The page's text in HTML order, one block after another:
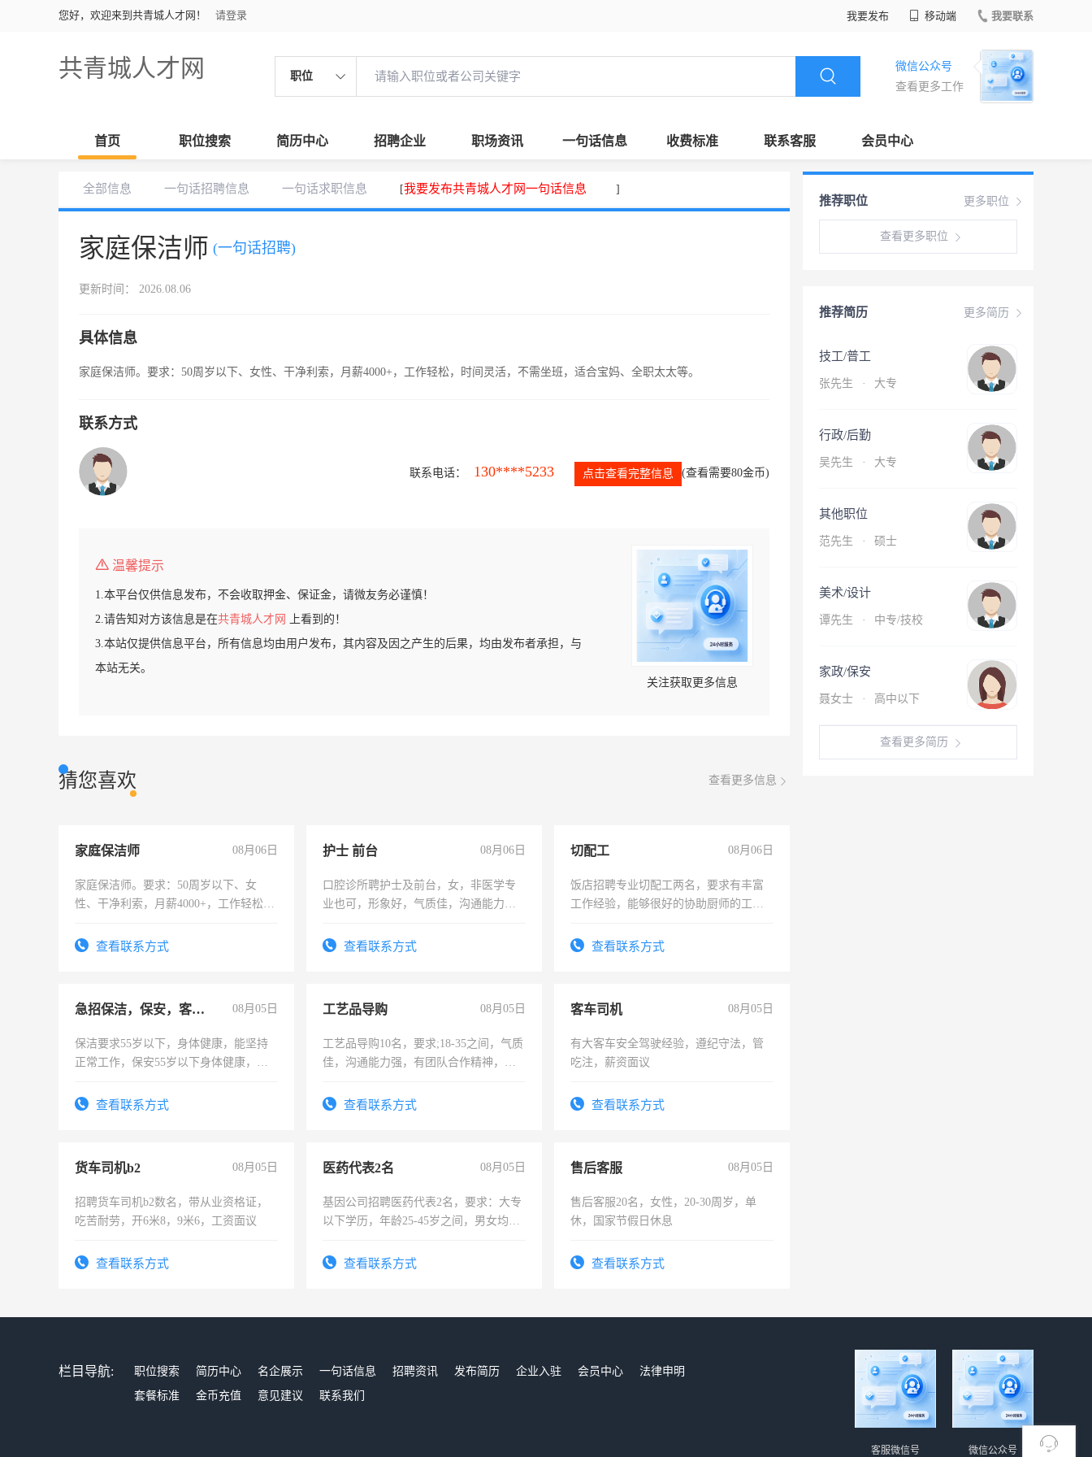
您好，欢迎来到共青城人才网！ 请登录 我要发布 移动端 我要联系
共青城人才网 职位
微信公众号
查看更多工作
首页 职位搜索 简历中心 招聘企业 职场资讯 一句话信息 收费标准 联系客服 会员中心
全部信息 一句话招聘信息 一句话求职信息 [我要发布共青城人才网一句话信息 ]
家庭保洁师 (一句话招聘)
更新时间： 2026.08.06
具体信息
家庭保洁师。要求：50周岁以下、女性、干净利索，月薪4000+，工作轻松，时间灵活，不需坐班，适合宝妈、全职太太等。
联系方式
联系电话： 130****5233 点击查看完整信息 (查看需要80金币)
温馨提示
1.本平台仅供信息发布，不会收取押金、保证金，请微友务必谨慎！
2.请告知对方该信息是在共青城人才网
上看到的！
3.本站仅提供信息平台，所有信息均由用户发布，其内容及因之产生的后果，均由发布者承担，与
本站无关。
关注获取更多信息
猜您喜欢 查看更多信息
家庭保洁师 08月06日
家庭保洁师。要求：50周岁以下、女
性、干净利索，月薪4000+，工作轻松，
太太等。查看联系方式
护士 前台 08月06日
口腔诊所聘护士及前台，女，非医学专
业也可，形象好，气质佳，沟通能力
查看联系方式
切配工 08月06日
饭店招聘专业切配工两名，要求有丰富
工作经验，能够很好的协助厨师的工
4500。查看联系方式
急招保洁，保安，客服，工程 08月05日
保洁要求55岁以下，身体健康，能坚持
正常工作，保安55岁以下身体健康，有
录，客服要求45岁以下高中以上文化，
查看联系方式
工艺品导购 08月05日
工艺品导购10名，要求;18-35之间，气质
佳，沟通能力强，有团队合作精神，有
查看联系方式
客车司机 08月05日
有大客车安全驾驶经验，遵纪守法，管
吃注，薪资面议
查看联系方式
货车司机b2 08月05日
招聘货车司机b2数名，带从业资格证，
吃苦耐劳，开6米8，9米6，工资面议
查看联系方式
医药代表2名 08月05日
基因公司招聘医药代表2名，要求：大专
以下学历，年龄25-45岁之间，男女均
表或者有医学资质的优先，底薪+绩效，
查看联系方式
售后客服 08月05日
售后客服20名，女性，20-30周岁，单
休，国家节假日休息
查看联系方式
更多职位
推荐职位
查看更多职位
更多简历
推荐简历
技工/普工
张先生 · 大专
行政/后勤
吴先生 · 大专
其他职位
范先生 · 硕士
美术/设计
谭先生 · 中专/技校
家政/保安
聂女士 · 高中以下
查看更多简历
栏目导航: 职位搜索 简历中心 名企展示 一句话信息 招聘资讯 发布简历 企业入驻 会员中心
法律申明
套餐标准
金币充值 意见建议 联系我们
微信公众号
客服微信号